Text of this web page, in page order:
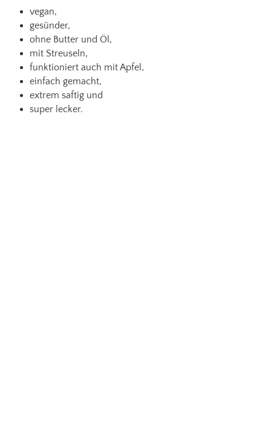
vegan,
gesünder,
ohne Butter und Öl,
mit Streuseln,
funktioniert auch mit Apfel,
einfach gemacht,
extrem saftig und
super lecker.